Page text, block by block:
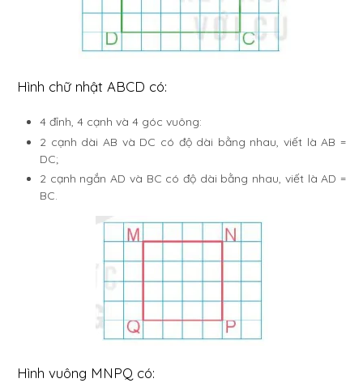
Hình chữ nhật ABCD có:
4 đỉnh, 4 cạnh và 4 góc vuông:
2 cạnh dài AB và DC có độ dài bằng nhau, viết là AB =
DC;
2 cạnh ngắn AD và BC có độ dài bằng nhau, viết là AD =
BC.
Hình vuông MNPQ có: